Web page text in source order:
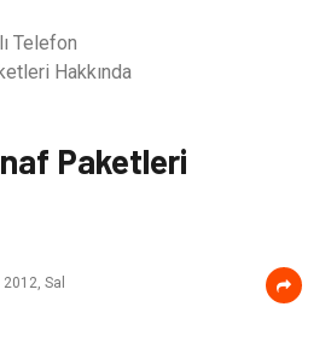
Telefon
Hakkında
Paketleri
Sal